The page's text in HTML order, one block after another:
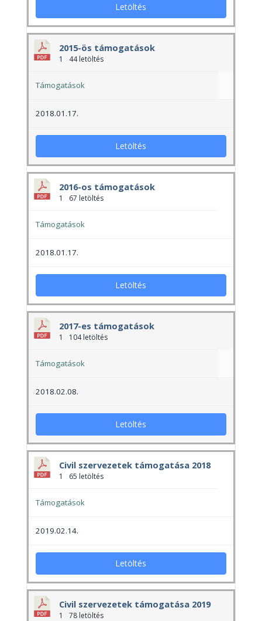
Letöltés
2015-ös támogatások
1 44 letöltés
Támogatások
2018.01.17.
Letöltés
2016-os támogatások
1 67 letöltés
Támogatások
2018.01.17.
Letöltés
2017-es támogatások
1 104 letöltés
Támogatások
2018.02.08.
Letöltés
Civil szervezetek támogatása 2018
1 65 letöltés
Támogatások
2019.02.14.
Letöltés
Civil szervezetek támogatása 2019
1 78 letöltés